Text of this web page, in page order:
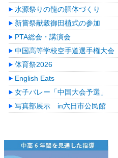
水源祭りの龍の胴体づくり
新嘗祭献穀御田植式の参加
PTA総会・講演会
中国高等学校空手道選手権大
体育祭2026
English Eats
女子バレー「中国大会予選」
写真部展示 in六日市公民館